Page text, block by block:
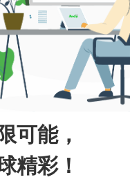
可能，
精彩！